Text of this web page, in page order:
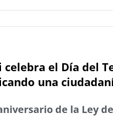
celebra el Día del
una
de la Ley